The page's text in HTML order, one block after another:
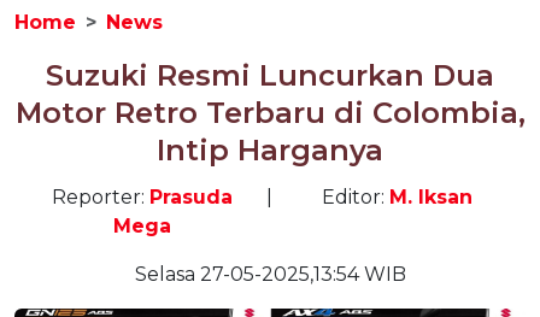
Home News
Suzuki Resmi Luncurkan Dua
Motor Retro Terbaru di Colombia,
Intip Harganya
Reporter: Prasuda
Mega
Editor: M. Iksan
Selasa 27-05-2025,13:54 WIB